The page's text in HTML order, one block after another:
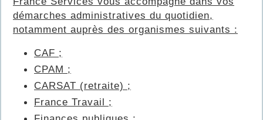
démarches administratives du quotidien,
notamment auprès des organismes suivants :
CAF ;
CPAM ;
CARSAT (retraite) ;
France Travail ;